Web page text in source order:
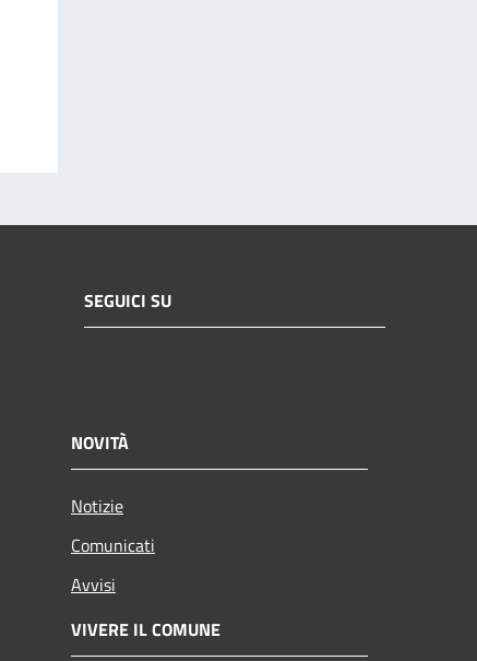
SEGUICI SU
NOVITÀ
Notizie
Comunicati
Avvisi
VIVERE IL COMUNE